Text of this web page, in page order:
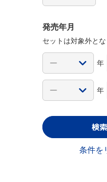
発売年月
セットは対象外と
年
年
検
条件を